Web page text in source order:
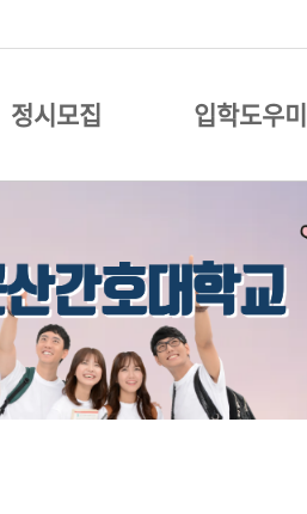
정시모집 입학도우미